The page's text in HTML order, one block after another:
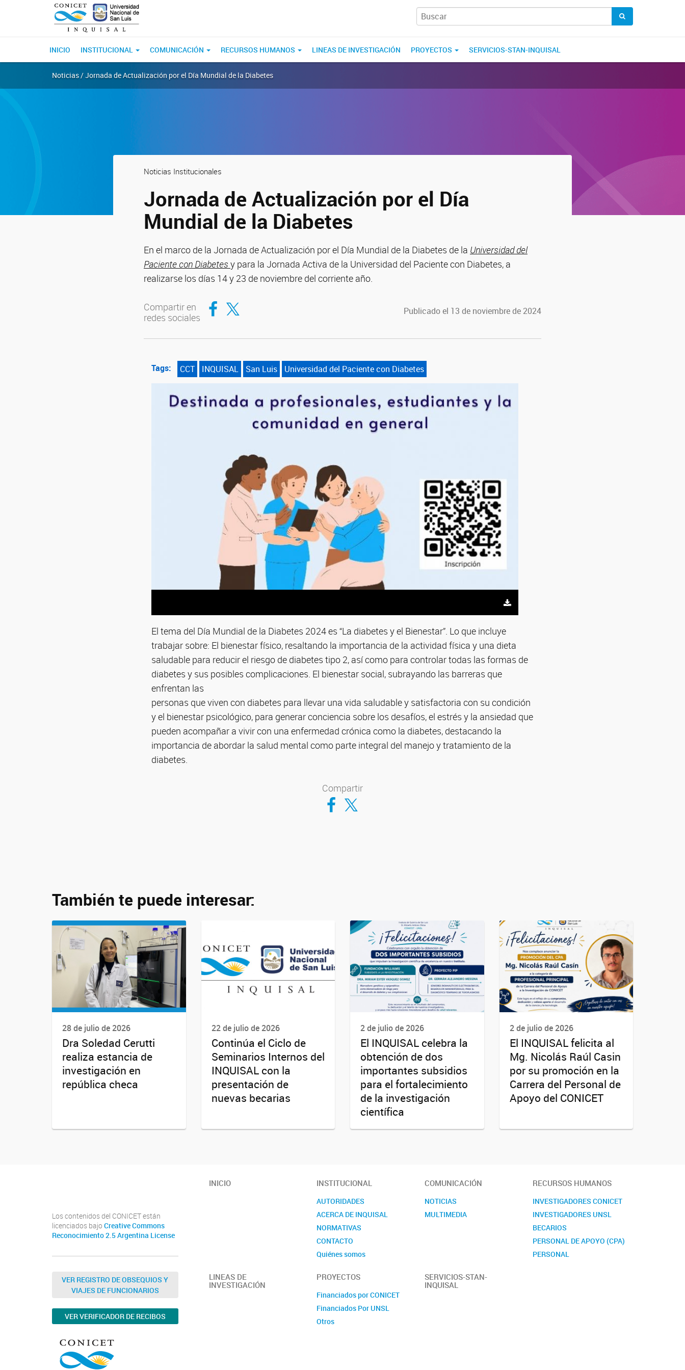
INICIO INSTITUCIONAL COMUNICACIÓN RECURSOS HUMANOS LINEAS DE INVESTIGACIÓN PROYECTOS SERVICIOS-STAN-INQUISAL
Noticias / Jornada de Actualización por el Día Mundial de la Diabetes
Noticias Institucionales
Jornada de Actualización por el Día
Mundial de la Diabetes
En el marco de la Jornada de Actualización por el Día Mundial de la Diabetes de la Universidad del
Paciente con Diabetes y para la Jornada Activa de la Universidad del Paciente con Diabetes, a
realizarse los días 14 y 23 de noviembre del corriente año.
Compartir en
redes sociales
Compartir en Facebook
Compartir en Twitter Publicado el 13 de noviembre de 2024
Tags: CCT INQUISAL San Luis Universidad del Paciente con Diabetes
El tema del Día Mundial de la Diabetes 2024 es “La diabetes y el Bienestar”. Lo que incluye
trabajar sobre: El bienestar físico, resaltando la importancia de la actividad física y una dieta
saludable para reducir el riesgo de diabetes tipo 2, así como para controlar todas las formas de
diabetes y sus posibles complicaciones. El bienestar social, subrayando las barreras que
enfrentan las
personas que viven con diabetes para llevar una vida saludable y satisfactoria con su condición
y el bienestar psicológico, para generar conciencia sobre los desafíos, el estrés y la ansiedad que
pueden acompañar a vivir con una enfermedad crónica como la diabetes, destacando la
importancia de abordar la salud mental como parte integral del manejo y tratamiento de la
diabetes.
Compartir
Compartir en Facebook
Compartir en Twitter
También te puede interesar:
28 de julio de 2026
Dra Soledad Cerutti
realiza estancia de
investigación en
república checa
22 de julio de 2026
Continúa el Ciclo de
Seminarios Internos del
INQUISAL con la
presentación de
nuevas becarias
2 de julio de 2026
El INQUISAL celebra la
obtención de dos
importantes subsidios
para el fortalecimiento
de la investigación
científica
2 de julio de 2026
El INQUISAL felicita al
Mg. Nicolás Raúl Casin
por su promoción en la
Carrera del Personal de
Apoyo del CONICET
Los contenidos del CONICET están
licenciados bajo Creative Commons
Reconocimiento 2.5 Argentina License
VER REGISTRO DE OBSEQUIOS Y
VIAJES DE FUNCIONARIOS
VER VERIFICADOR DE RECIBOS
INICIO INSTITUCIONAL
AUTORIDADES
ACERCA DE INQUISAL
NORMATIVAS
CONTACTO
Quiénes somos
COMUNICACIÓN
NOTICIAS
MULTIMEDIA
RECURSOS HUMANOS
INVESTIGADORES CONICET
INVESTIGADORES UNSL
BECARIOS
PERSONAL DE APOYO (CPA)
PERSONAL
LINEAS DE
INVESTIGACIÓN
PROYECTOS
Financiados por CONICET
Financiados Por UNSL
Otros
SERVICIOS-STAN-
INQUISAL